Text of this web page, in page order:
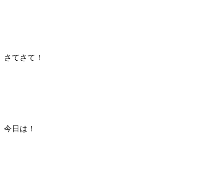
さてさて！
今日は！